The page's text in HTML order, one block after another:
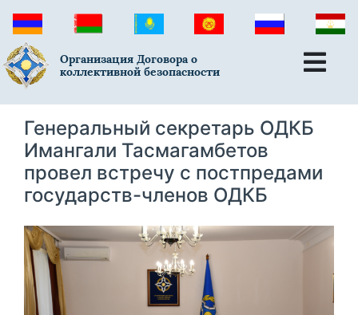
Организация Договора о
коллективной безопасности
Генеральный секретарь ОДКБ
Имангали Тасмагамбетов
провел встречу с постпредами
государств-членов ОДКБ